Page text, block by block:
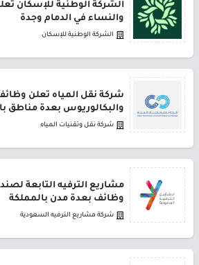
الشركة الوطنية للإسكان
والنساء في الدمام وجدة
الشركة الوطنية للإسكان
شركة نقل المياه تعلن
والبكالوريوس بعدة مناطق
شركة نقل وتقنيات المياه
مشاريع الترفيه التابعة
وظائف بعدة مدن بالمملكة
شركة مشاريع الترفيه السعودية